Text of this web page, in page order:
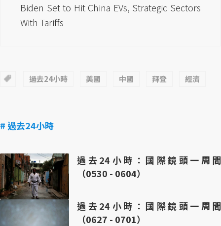
Biden Set to Hit China EVs, Strategic Sectors
With Tariffs
過去24小時 美國 中國 拜登 經濟
# 過去24小時
過去24小時：國際鏡頭一周間
（0530 - 0604）
過去24小時：國際鏡頭一周間
（0627 - 0701）